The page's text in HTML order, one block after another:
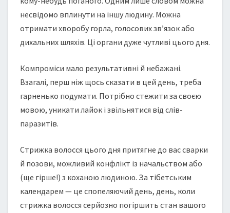
несвідомо вплинути на іншу людину. Можна
отримати хворобу горла, голосових зв’язок або
дихальних шляхів. Ці органи дуже чутливі цього дня.
Компроміси мало результативні й небажані.
Взагалі, перш ніж щось сказати в цей день, треба
гарненько подумати. Потрібно стежити за своєю
мовою, уникати лайок і звільнятися від слів-
паразитів.
Cтрижка волосся цього дня притягне до вас сварки
й позови, можливий конфлікт із начальством або
(ще гірше!) з коханою людиною. За тібетським
календарем — це спопеляючий день, день, коли
стрижка волосся серйозно погіршить стан вашого